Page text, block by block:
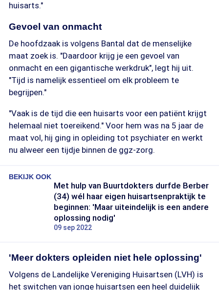
huisarts."
Gevoel van onmacht
De hoofdzaak is volgens Bantal dat de menselijke
maat zoek is. "Daardoor krijg je een gevoel van
onmacht en een gigantische werkdruk", legt hij uit.
"Tijd is namelijk essentieel om elk probleem te
begrijpen."
"Vaak is de tijd die een huisarts voor een patiënt krijgt
helemaal niet toereikend." Voor hem was na 5 jaar de
maat vol, hij ging in opleiding tot psychiater en werkt
nu alweer een tijdje binnen de ggz-zorg.
BEKIJK OOK
Met hulp van Buurtdokters durfde Berber
(34) wél haar eigen huisartsenpraktijk te
beginnen: 'Maar uiteindelijk is een andere
oplossing nodig'
09 sep 2022
'Meer dokters opleiden niet hele oplossing'
Volgens de Landelijke Vereniging Huisartsen (LVH) is
het switchen van jonge huisartsen een heel duidelijk